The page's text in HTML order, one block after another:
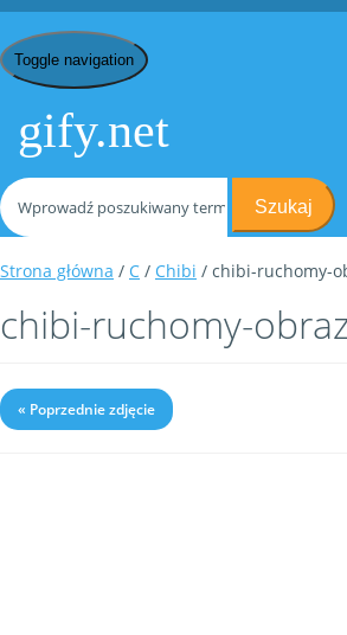
Toggle navigation
gify.net
Szukaj
Strona główna / C / Chibi / chibi-ruchomy-
chibi-ruchomy-
« Poprzednie zdjęcie